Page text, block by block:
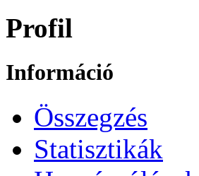
Profil
Információ
Összegzés
Statisztikák